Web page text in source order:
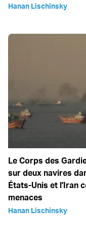
Hanan Lischinsky
Le Corps des
sur deux navires
États-Unis et l'Iran
menaces
Hanan Lischinsky